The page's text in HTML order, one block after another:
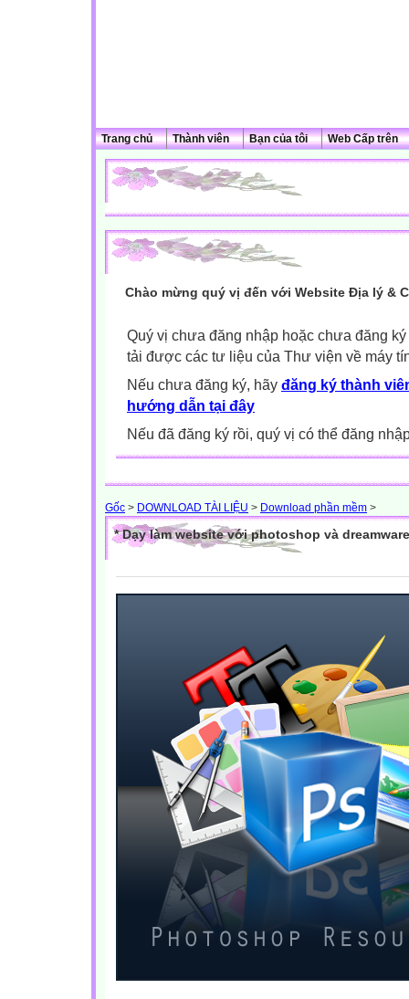
Trang chủ Thành viên Bạn của tôi Web Cấp trên
Chào mừng quý vị đến với Website Địa lý &
Quý vị chưa đăng nhập hoặc chưa đăng
tải được các tư liệu của Thư viện về máy
Nếu chưa đăng ký, hãy đăng ký thành
hướng dẫn tại đây
Nếu đã đăng ký rồi, quý vị có thể đăng
Gốc > DOWNLOAD TÀI LIỆU > Download phần mềm >
* Dạy làm website với photoshop và